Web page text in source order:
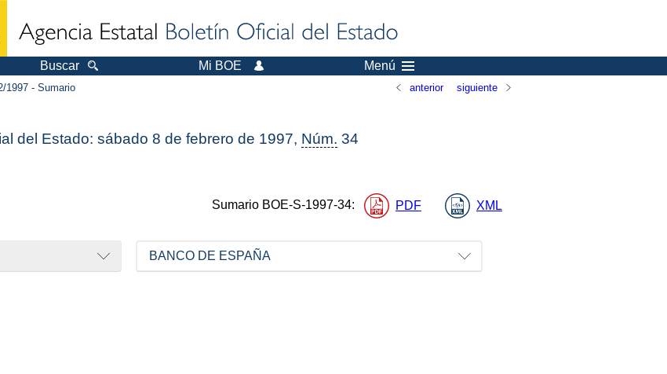
Buscar Mi BOE Menú
1997 - Sumario anterior siguiente
del Estado: sábado 8 de febrero de 1997, Núm. 34
Sumario BOE-S-1997-34: PDF XML
BANCO DE ESPAÑA